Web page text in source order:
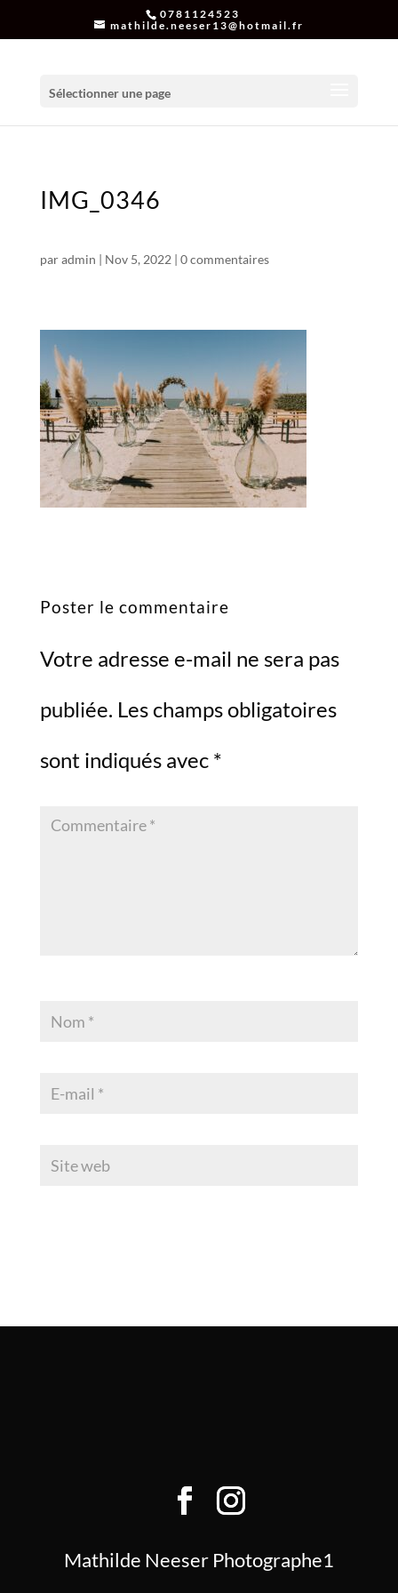
0781124523
mathilde.neeser13@hotmail.fr
Sélectionner une page
IMG_0346
paradmin | Nov 5, 2022 | 0 commentaires
Poster le commentaire
Votre adresse e-mail ne sera pas
publiée. Les champs obligatoires
sont indiqués avec *
Mathilde Neeser Photographe1